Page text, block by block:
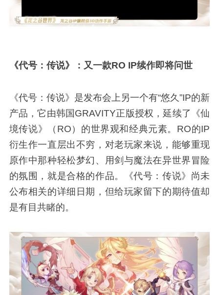
《代号：传说》： 又一款RO IP续作即将问世
《代号：传说》是发布会上另一个有“悠久”IP的新
产品，它由韩国GRAVITY正版授权，延续了《仙
境传说》（RO）的世界观和经典元素。RO的IP
衍生作一直层出不穷，对老玩家来说，能够重现
原作中那种轻松梦幻、用剑与魔法在异世界冒险
的氛围，就是合格的作品。《代号：传说》尚未
公布相关的详细日期，但给玩家留下的期待值却
是有目共睹的。